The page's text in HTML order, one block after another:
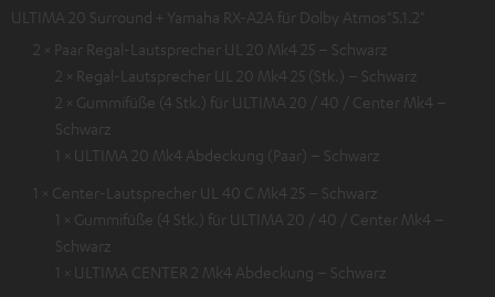
ULTIMA 20 Surround + Yamaha RX-A2A für Dolby Atmos"5.1.2"
2 × Paar Regal-Lautsprecher UL 20 Mk4 25 – Schwarz
2 × Regal-Lautsprecher UL 20 Mk4 25 (Stk.) – Schwarz
2 × Gummifüße (4 Stk.) für ULTIMA 20 / 40 / Center Mk4 –
Schwarz
1 × ULTIMA 20 Mk4 Abdeckung (Paar) – Schwarz
1 × Center-Lautsprecher UL 40 C Mk4 25 – Schwarz
1 × Gummifüße (4 Stk.) für ULTIMA 20 / 40 / Center Mk4 –
Schwarz
1 × ULTIMA CENTER 2 Mk4 Abdeckung – Schwarz